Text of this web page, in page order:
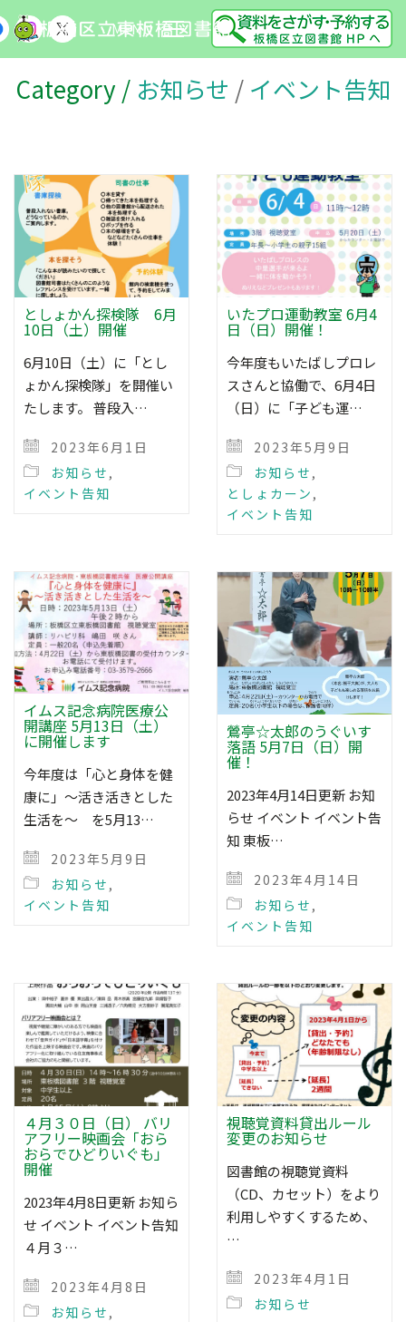
MENU
Category / お知らせ / イベント告知
としょかん探検隊 6月
10日（土）開催
6月10日（土）に「とし
ょかん探検隊」を開催い
たします。 普段入…
2023年6月1日
お知らせ ,
イベント告知
いたプロ運動教室 6月4
日（日）開催！
今年度もいたばしプロレ
スさんと協働で、6月4日
（日）に「子ども運…
2023年5月9日
お知らせ ,
としょカーン ,
イベント告知
イムス記念病院医療公
開講座 5月13日（土）
に開催します
今年度は「心と身体を健
康に」～活き活きとした
生活を～ を5月13…
2023年5月9日
お知らせ ,
イベント告知
鶯亭☆太郎のうぐいす
落語 5月7日（日）開
催！
2023年4月14日更新 お知
らせ イベント イベント告
知 東板…
2023年4月14日
お知らせ ,
イベント告知
４月３０日（日） バリ
アフリー映画会「おら
おらでひどりいぐも」
開催
2023年4月8日更新 お知ら
せ イベント イベント告知
４月３…
2023年4月8日
お知らせ ,
視聴覚資料貸出ルール
変更のお知らせ
図書館の視聴覚資料
（CD、カセット）をより
利用しやすくするため、
…
2023年4月1日
お知らせ